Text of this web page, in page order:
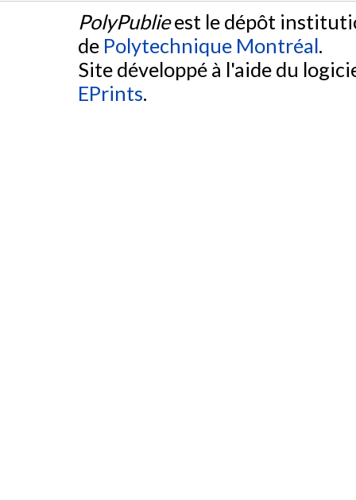
PolyPublieest le dépôt
de Polytechnique Montréal.
Site développé à l'aide du
EPrints.